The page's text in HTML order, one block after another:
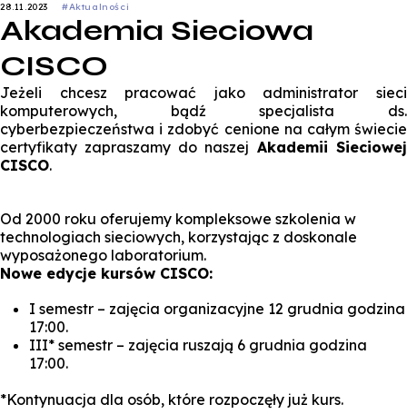
28.11.2023 #Aktualności
Akademia Sieciowa
CISCO
Jeżeli chcesz pracować jako administrator sieci
komputerowych, bądź specjalista ds.
cyberbezpieczeństwa i zdobyć cenione na całym świecie
certyfikaty zapraszamy do naszej Akademii Sieciowej
CISCO.
Od 2000 roku oferujemy kompleksowe szkolenia w
technologiach sieciowych, korzystając z doskonale
wyposażonego laboratorium.
Nowe edycje kursów CISCO:
I semestr – zajęcia organizacyjne 12 grudnia godzina
17:00.
III* semestr – zajęcia ruszają 6 grudnia godzina
17:00.
*Kontynuacja dla osób, które rozpoczęły już kurs.